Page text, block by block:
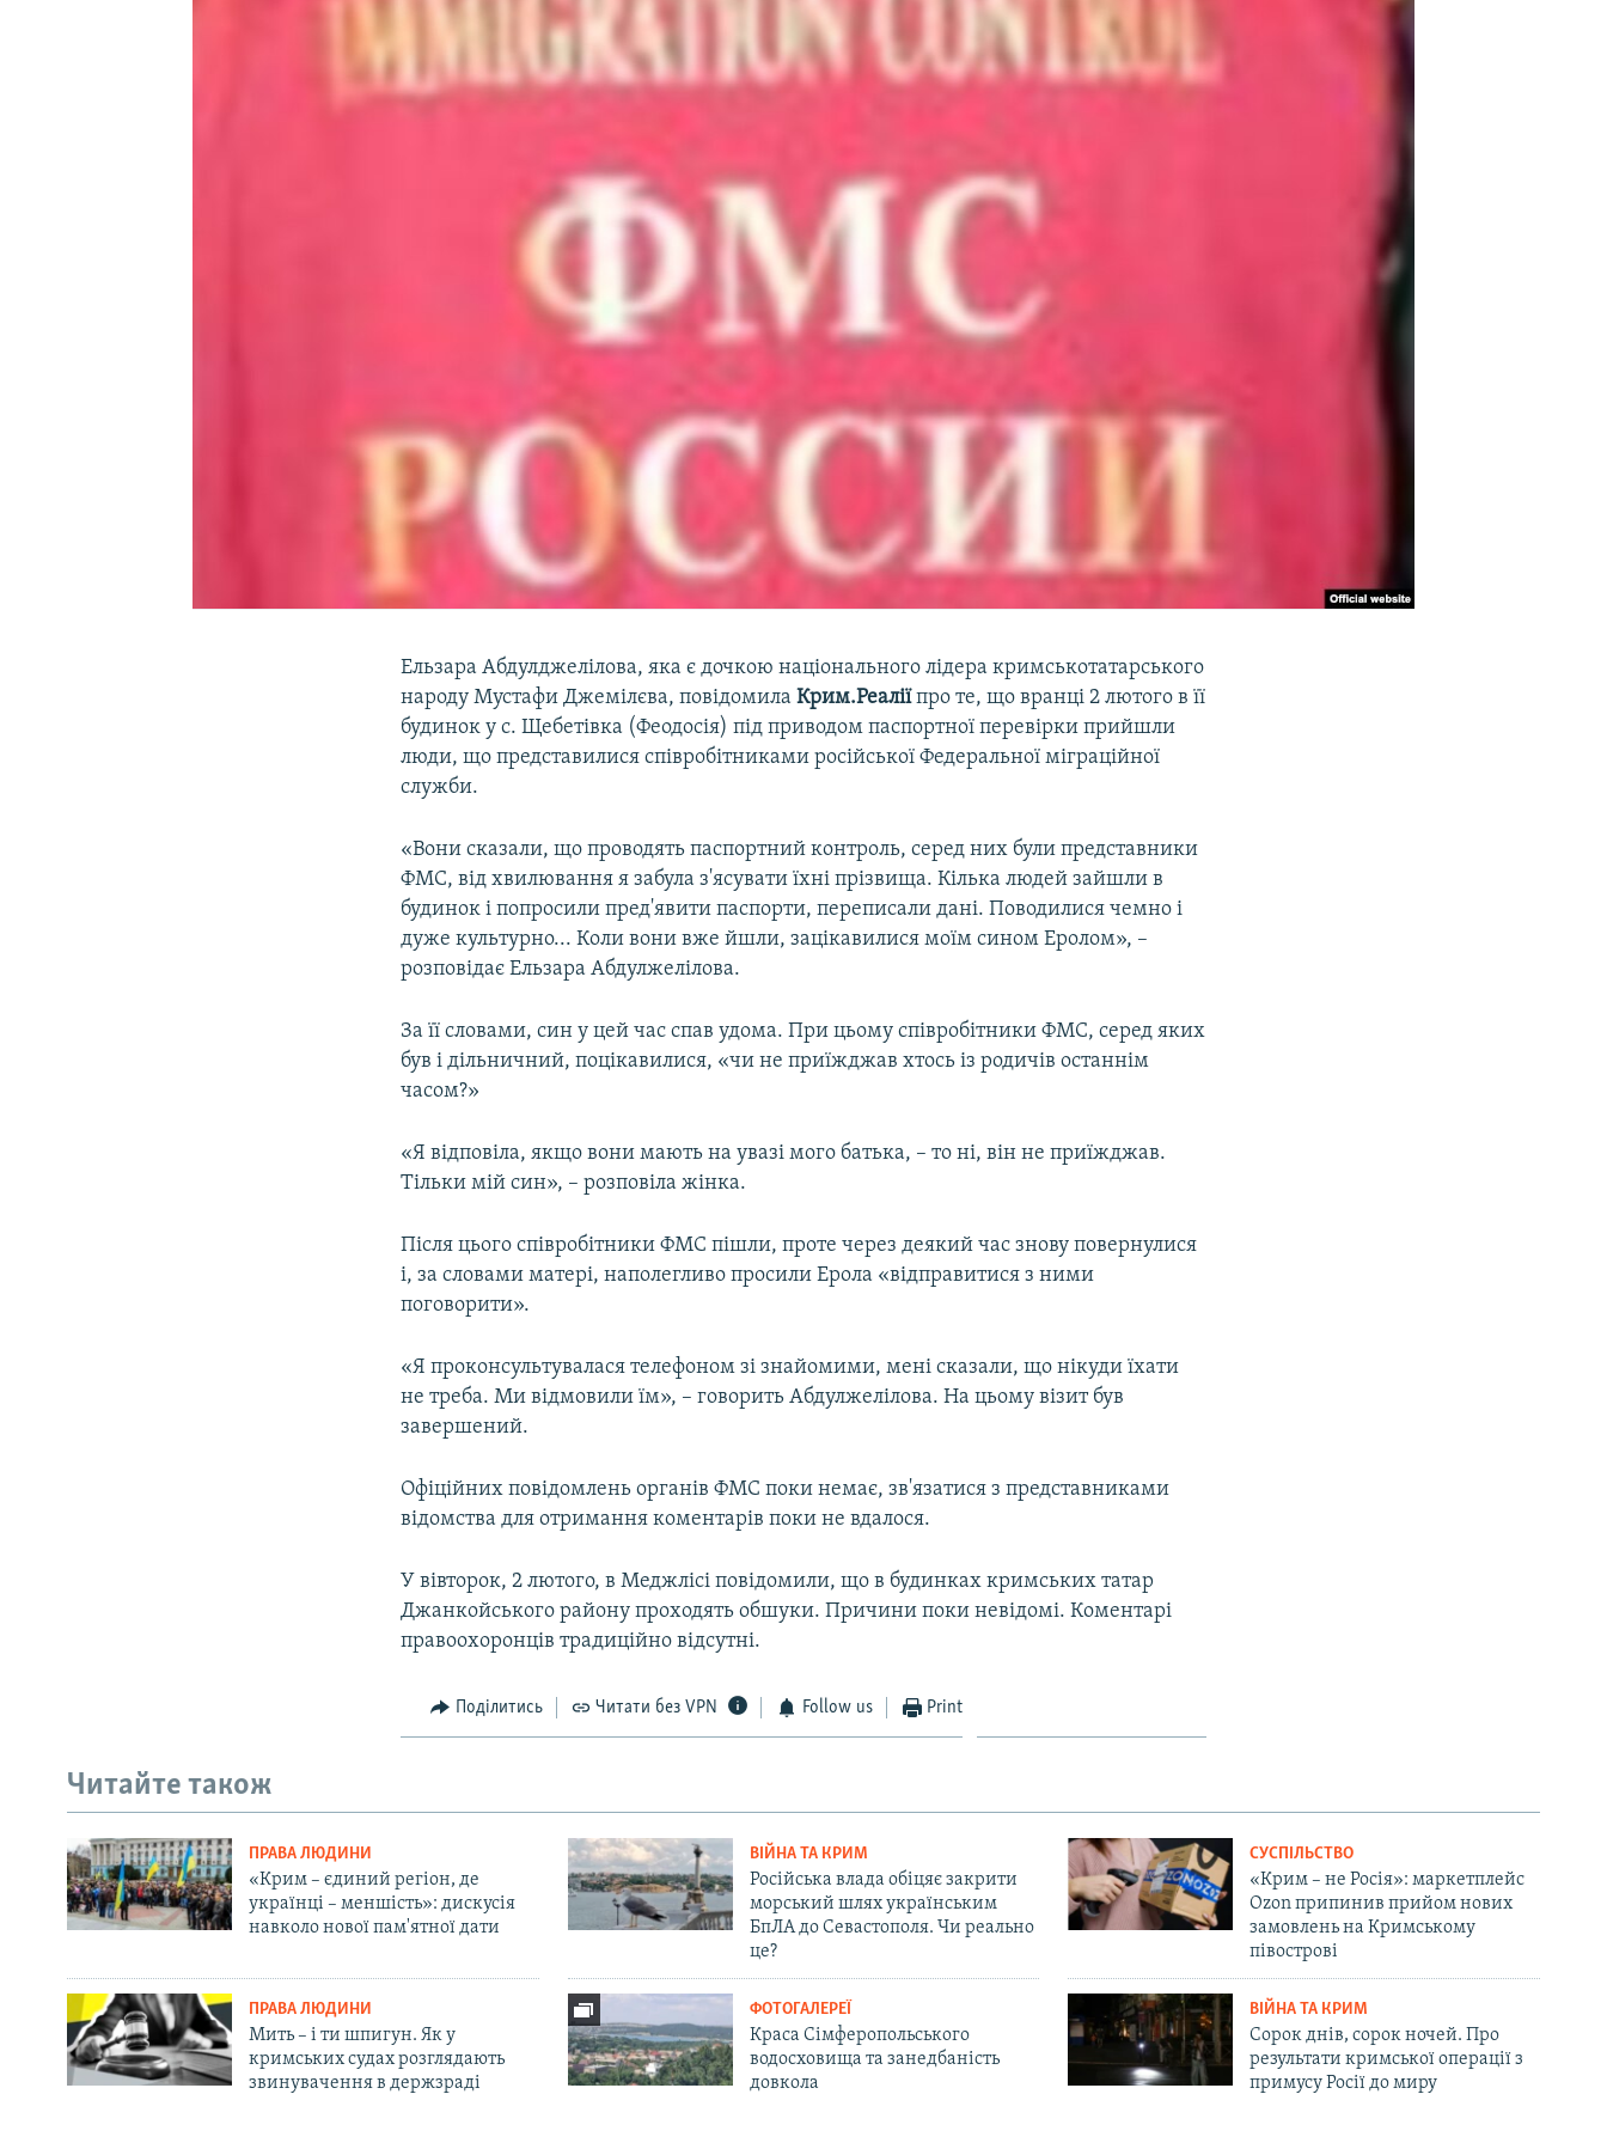
Ельзара Абдулджелілова, яка є дочкою національного лідера кримськотатарського
народу Мустафи Джемілєва, повідомилаКрим.Реаліїпро те, що вранці 2 лютого в її
будинок у с. Щебетівка (Феодосія) під приводом паспортної перевірки прийшли
люди, що представилися співробітниками російської Федеральної міграційної
служби.
«Вони сказали, що проводять паспортний контроль, серед них були представники
ФМС, від хвилювання я забула з'ясувати їхні прізвища. Кілька людей зайшли в
будинок і попросили пред'явити паспорти, переписали дані. Поводилися чемно і
дуже культурно... Коли вони вже йшли, зацікавилися моїм сином Еролом», –
розповідає Ельзара Абдулжелілова.
За її словами, син у цей час спав удома. При цьому співробітники ФМС, серед яких
був і дільничний, поцікавилися, «чи не приїжджав хтось із родичів останнім
часом?»
«Я відповіла, якщо вони мають на увазі мого батька, – то ні, він не приїжджав.
Тільки мій син», – розповіла жінка.
Після цього співробітники ФМС пішли, проте через деякий час знову повернулися
і, за словами матері, наполегливо просили Ерола «відправитися з ними
поговорити».
«Я проконсультувалася телефоном зі знайомими, мені сказали, що нікуди їхати
не треба. Ми відмовили їм», – говорить Абдулжелілова. На цьому візит був
завершений.
Офіційних повідомлень органів ФМС поки немає, зв'язатися з представниками
відомства для отримання коментарів поки не вдалося.
У вівторок, 2 лютого, в Меджлісі повідомили, що в будинках кримських татар
Джанкойського району проходять обшуки. Причини поки невідомі. Коментарі
правоохоронців традиційно відсутні.
Поділитись Читати без VPN Follow us Print
Читайте також
ПРАВА ЛЮДИНИ
«Крим – єдиний регіон, де
українці – меншість»: дискусія
навколо нової пам'ятної дати
ВІЙНА ТА КРИМ
Російська влада обіцяє закрити
морський шлях українським
БпЛА до Севастополя. Чи реально
це?
СУСПІЛЬСТВО
«Крим – не Росія»: маркетплейс
Ozon припинив прийом нових
замовлень на Кримському
півострові
ПРАВА ЛЮДИНИ
Мить – і ти шпигун. Як у
кримських судах розглядають
звинувачення в держзраді
ФОТОГАЛЕРЕЇ
Краса Сімферопольського
водосховища та занедбаність
довкола
ВІЙНА ТА КРИМ
Сорок днів, сорок ночей. Про
результати кримської операції з
примусу Росії до миру